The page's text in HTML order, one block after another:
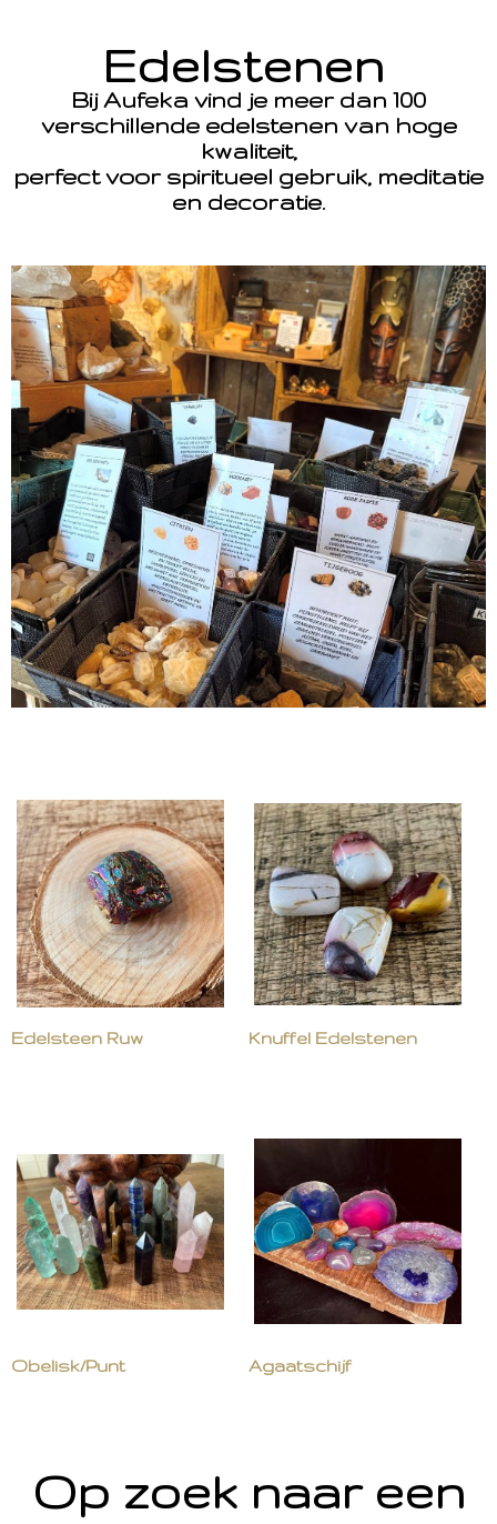
Edelstenen
Bij Aufeka vind je meer dan 100
verschillende edelstenen van hoge
kwaliteit,
perfect voor spiritueel gebruik, meditatie
en decoratie.
Edelsteen Ruw Knuffel Edelstenen
Obelisk/Punt Agaatschijf
Op zoek naar een